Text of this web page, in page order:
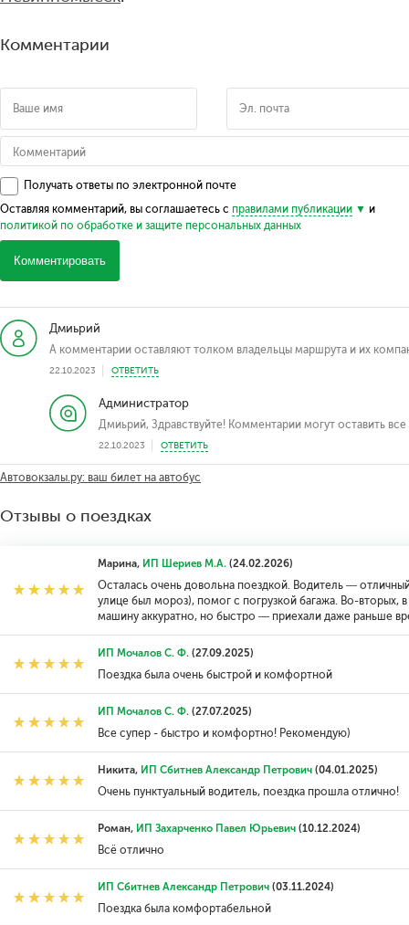
Комментарии
Получать ответы по электронной почте
Оставляя комментарий, вы соглашаетесь с правилами публикации
и
политикой по обработке и защите персональных данных
Комментировать
Дмиьрий
А комментарии оставляют толком владельцы маршрута и их
22.10.2023 ОТВЕТИТЬ
Администратор
Дмиьрий, Здравствуйте! Комментарии могут оставить все
22.10.2023 ОТВЕТИТЬ
Автовокзалы.ру: ваш билет на автобус
Отзывы о поездках
Марина, ИП Шериев М.А.(24.02.2026)
Осталась очень довольна поездкой. Водитель —
улице был мороз), помог с погрузкой багажа. Во-вторых,
машину аккуратно, но быстро — приехали даже раньше
ИП Мочалов С. Ф.(27.09.2025)
Поездка была очень быстрой и комфортной
ИП Мочалов С. Ф.(27.07.2025)
Все супер - быстро и комфортно! Рекомендую)
Никита, ИП Сбитнев Александр Петрович(04.01.2025)
Очень пунктуальный водитель, поездка прошла отлично!
Роман, ИП Захарченко Павел Юрьевич(10.12.2024)
Всё отлично
ИП Сбитнев Александр Петрович(03.11.2024)
Поездка была комфортабельной